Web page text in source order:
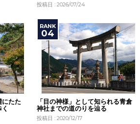
投稿日 : 2026/07/24
にたた
「目の神様」として知られる青倉
神社までの道のりを辿る
投稿日 : 2020/12/17